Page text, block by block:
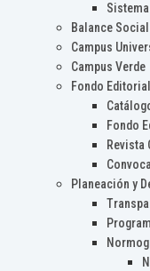
Balance Social
Campus
Campus Verde
Fondo Editorial
Fondo
Revista
Planeación y